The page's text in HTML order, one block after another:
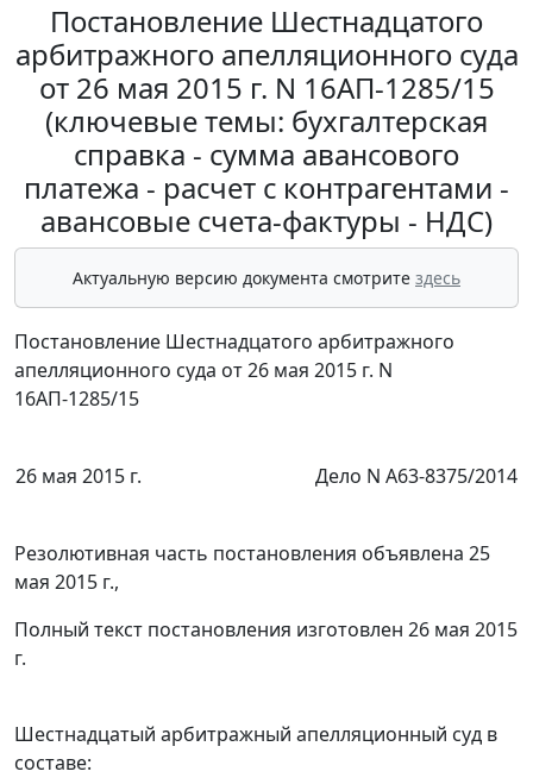
Постановление Шестнадцатого
арбитражного апелляционного суда
от 26 мая 2015 г. N 16АП-1285/15
(ключевые темы: бухгалтерская
справка - сумма авансового
платежа - расчет с контрагентами -
авансовые счета-фактуры - НДС)
Актуальную версию документа смотрите здесь
Постановление Шестнадцатого арбитражного
апелляционного суда от 26 мая 2015 г. N
16АП-1285/15
26 мая 2015 г. Дело N А63-8375/2014
Резолютивная часть постановления объявлена 25
мая 2015 г.,
Полный текст постановления изготовлен 26 мая 2015
г.
Шестнадцатый арбитражный апелляционный суд в
составе: